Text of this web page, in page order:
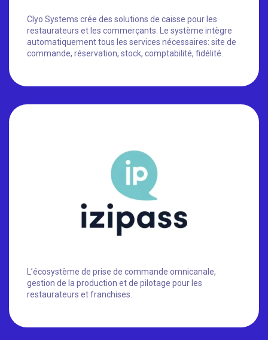
Clyo Systems crée des solutions de caisse pour les
restaurateurs et les commerçants. Le système intègre
automatiquement tous les services nécessaires: site de
commande, réservation, stock, comptabilité, fidélité.
L’écosystème de prise de commande omnicanale,
gestion de la production et de pilotage pour les
restaurateurs et franchises.